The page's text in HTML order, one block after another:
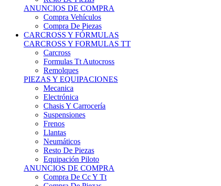
Compra Vehículos
Compra De Piezas
CARCROSS Y FÓRMULAS
CARCROSS Y FORMULAS TT
Carcross
Formulas Tt Autocross
Remolques
PIEZAS Y EQUIPACIONES
Mecanica
Electrónica
Chasis Y Carrocería
Suspensiones
Frenos
Llantas
Neumáticos
Resto De Piezas
Equipación Piloto
ANUNCIOS DE COMPRA
Compra De Cc Y Tt
Compra De Piezas
4X4 Y OFFROAD